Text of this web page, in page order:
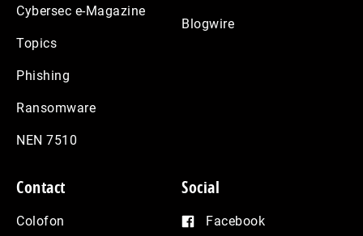
Cybersec e-Magazine
Topics
Phishing
Ransomware
NEN 7510
Blogwire
Contact
Colofon
Social
Facebook